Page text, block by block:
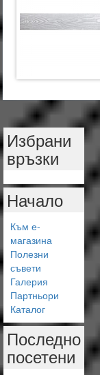
Избрани
връзки
Начало
Към е-
магазина
Полезни
съвети
Галерия
Партньори
Каталог
Последно
посетени